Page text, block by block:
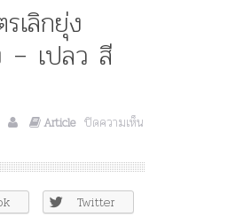
เลิกยุ่ง
– เปลว สี
Article ปิดความเห็น
Twitter